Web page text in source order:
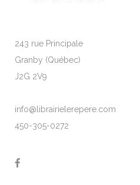
243 rue Principale
Granby (Québec)
J2G 2V9
info@librairielerepere.com
450-305-0272